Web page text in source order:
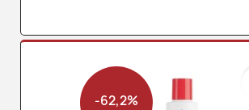
-62,2%